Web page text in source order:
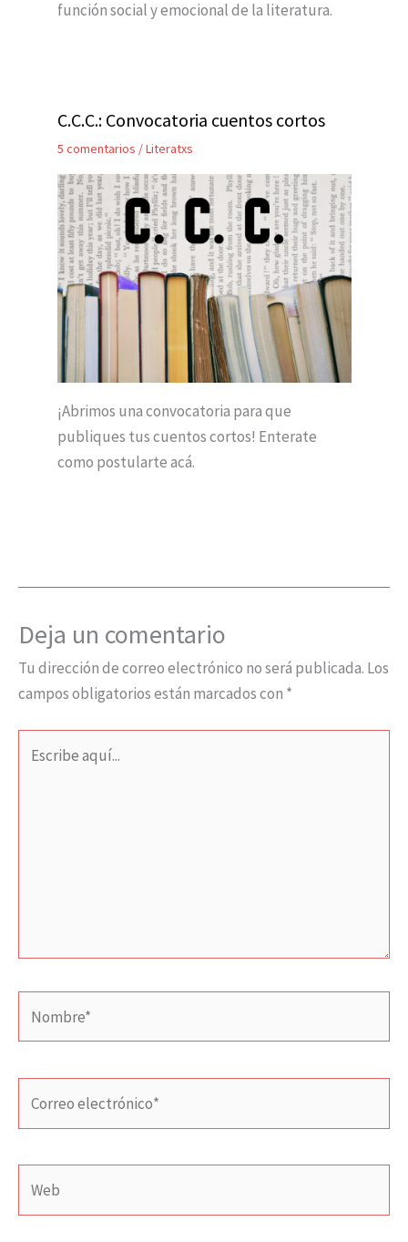
función social y emocional de la literatura.
C.C.C.: Convocatoria cuentos cortos
5 comentarios /Literatxs
¡Abrimos una convocatoria para que
publiques tus cuentos cortos! Enterate
como postularte acá.
Deja un comentario
Tu dirección de correo electrónico no será publicada. Los
campos obligatorios están marcados con *
aquí...
electrónico*